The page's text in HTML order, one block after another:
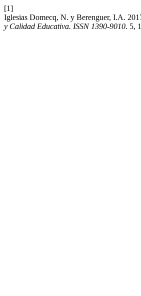
[1]
Iglesias Domecq, N. y Berenguer, I.A.
y Calidad Educativa. ISSN 1390-9010. 5,